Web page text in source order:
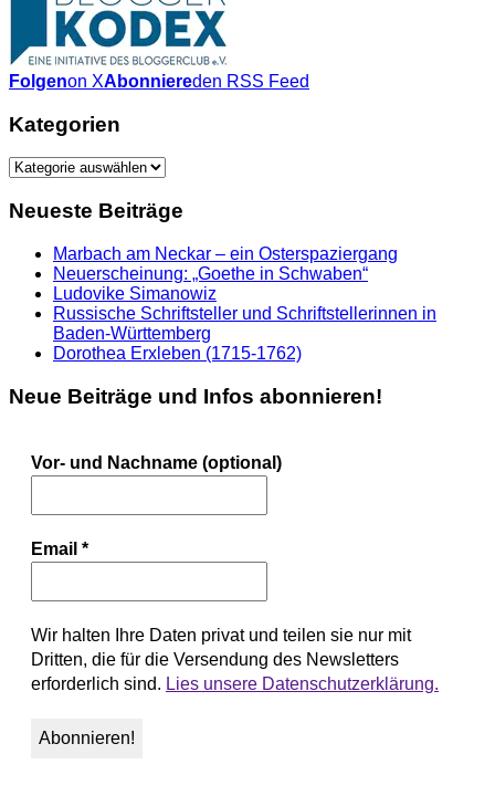
Folgenon XAbonniereden RSS Feed
Kategorien
Kategorien
Neueste Beiträge
Marbach am Neckar – ein Osterspaziergang
Neuerscheinung: „Goethe in Schwaben“
Ludovike Simanowiz
Russische Schriftsteller und Schriftstellerinnen in
Baden-Württemberg
Dorothea Erxleben (1715-1762)
Neue Beiträge und Infos abonnieren!
Vor- und Nachname (optional)
Email *
Wir halten Ihre Daten privat und teilen sie nur mit
Dritten, die für die Versendung des Newsletters
erforderlich sind. Lies unsere Datenschutzerklärung.